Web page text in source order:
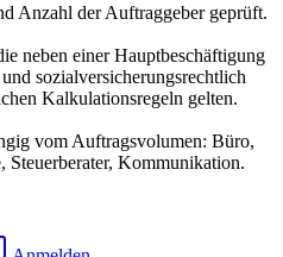
Anzahl der Auftraggeber geprüft.
neben einer Hauptbeschäftigung
sozialversicherungsrechtlich
Kalkulationsregeln gelten.
vom Auftragsvolumen: Büro,
Steuerberater, Kommunikation.